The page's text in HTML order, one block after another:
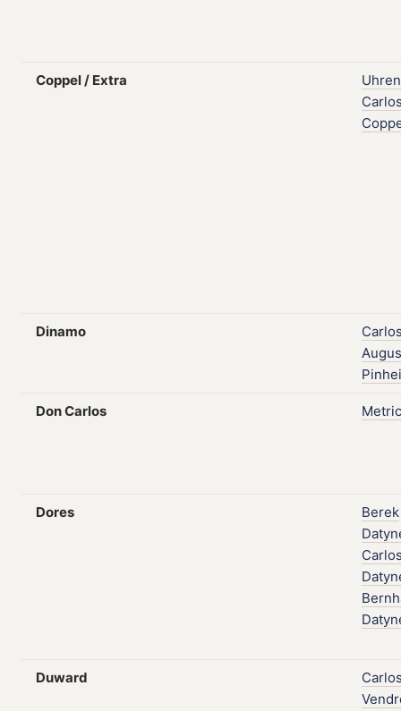
Coppel / Extra
Dinamo
Don Carlos Metric
Dores
Berek
Duward